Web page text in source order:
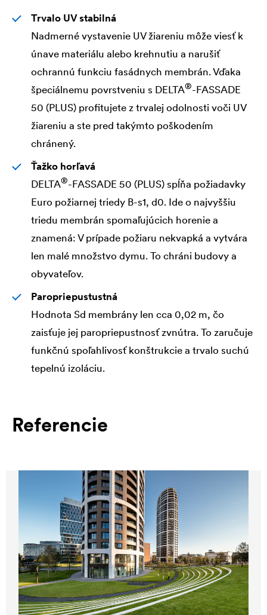
Trvalo UV stabilná
Nadmerné vystavenie UV žiareniu môže viesť k
únave materiálu alebo krehnutiu a narušiť
ochrannú funkciu fasádnych membrán. Vďaka
špeciálnemu povrstveniu s DELTA®-FASSADE
50 (PLUS) profitujete z trvalej odolnosti voči UV
žiareniu a ste pred takýmto poškodením
chránený.
Ťažko horľavá
DELTA®-FASSADE 50 (PLUS) spĺňa požiadavky
Euro požiarnej triedy B-s1, d0. Ide o najvyššiu
triedu membrán spomaľujúcich horenie a
znamená: V prípade požiaru nekvapká a vytvára
len malé množstvo dymu. To chráni budovy a
obyvateľov.
Paropriepustustná
Hodnota Sd membrány len cca 0,02 m, čo
zaisťuje jej paropriepustnosť zvnútra. To zaručuje
funkčnú spoľahlivosť konštrukcie a trvalo suchú
tepelnú izoláciu.
Referencie